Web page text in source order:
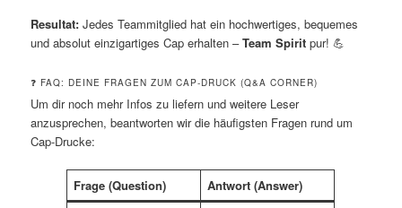
Resultat: Jedes Teammitglied hat ein hochwertiges, bequemes
und absolut einzigartiges Cap erhalten –Team Spirit pur! 💪
❓ FAQ: DEINE FRAGEN ZUM CAP-DRUCK (Q&A CORNER)
Um dir noch mehr Infos zu liefern und weitere Leser
anzusprechen, beantworten wir die häufigsten Fragen rund um
Cap-Drucke:
Frage (Question)
Antwort (Answer)